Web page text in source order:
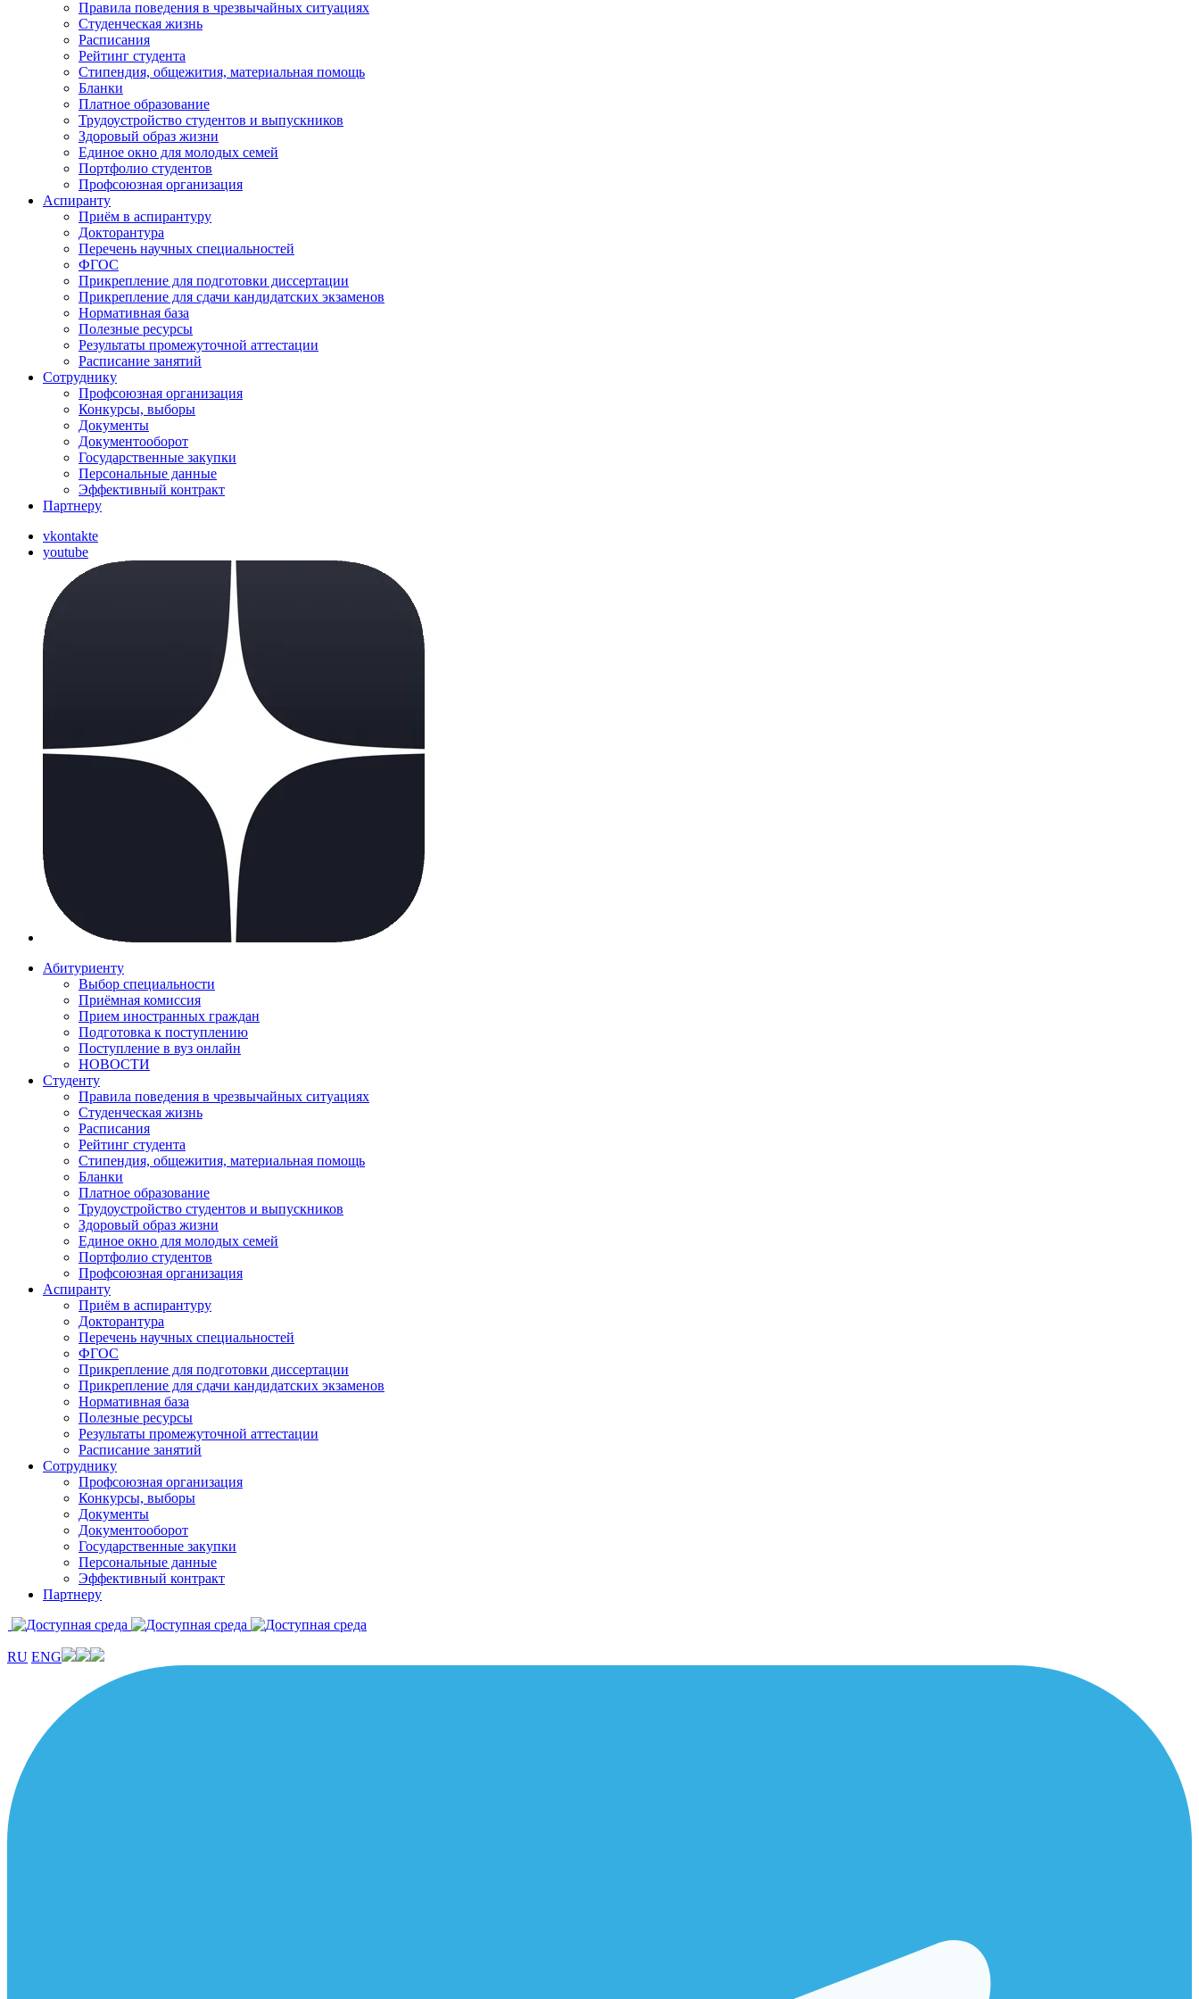
Правила поведения в чрезвычайных ситуациях
Студенческая жизнь
Расписания
Рейтинг студента
Стипендия, общежития, материальная помощь
Бланки
Платное образование
Трудоустройство студентов и выпускников
Здоровый образ жизни
Единое окно для молодых семей
Портфолио студентов
Профсоюзная организация
Аспиранту
Приём в аспирантуру
Докторантура
Перечень научных специальностей
ФГОС
Прикрепление для подготовки диссертации
Прикрепление для сдачи кандидатских экзаменов
Нормативная база
Полезные ресурсы
Результаты промежуточной аттестации
Расписание занятий
Сотруднику
Профсоюзная организация
Конкурсы, выборы
Документы
Документооборот
Государственные закупки
Персональные данные
Эффективный контракт
Партнеру
vkontakte
youtube
Абитуриенту
Выбор специальности
Приёмная комиссия
Прием иностранных граждан
Подготовка к поступлению
Поступление в вуз онлайн
НОВОСТИ
Студенту
Правила поведения в чрезвычайных ситуациях
Студенческая жизнь
Расписания
Рейтинг студента
Стипендия, общежития, материальная помощь
Бланки
Платное образование
Трудоустройство студентов и выпускников
Здоровый образ жизни
Единое окно для молодых семей
Портфолио студентов
Профсоюзная организация
Аспиранту
Приём в аспирантуру
Докторантура
Перечень научных специальностей
ФГОС
Прикрепление для подготовки диссертации
Прикрепление для сдачи кандидатских экзаменов
Нормативная база
Полезные ресурсы
Результаты промежуточной аттестации
Расписание занятий
Сотруднику
Профсоюзная организация
Конкурсы, выборы
Документы
Документооборот
Государственные закупки
Персональные данные
Эффективный контракт
Партнеру
RU ENG